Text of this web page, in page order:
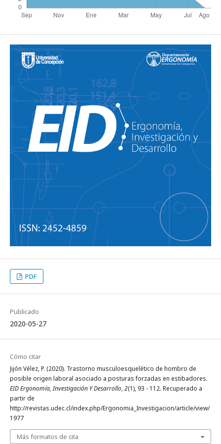
PDF
Publicado
2020-05-27
Cómo citar
Jijón Vélez, P. (2020). Trastorno musculoesquelético de hombro de
posible origen laboral asociado a posturas forzadas en estibadores.
EID Ergonomía, Investigación Y Desarrollo,2(1), 93 - 112. Recuperado a
partir de
http://revistas.udec.cl/index.php/Ergonomia_Investigacion/article/view/
1977
Más formatos de cita